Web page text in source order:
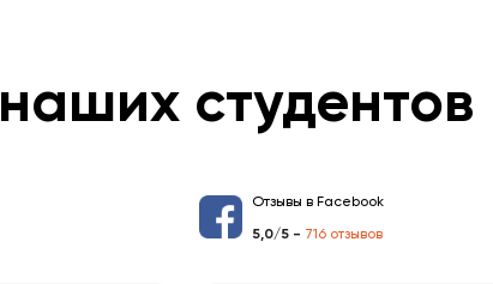
наших студентов
Отзывы в Facebook
5,0/5 - 716 отзывов